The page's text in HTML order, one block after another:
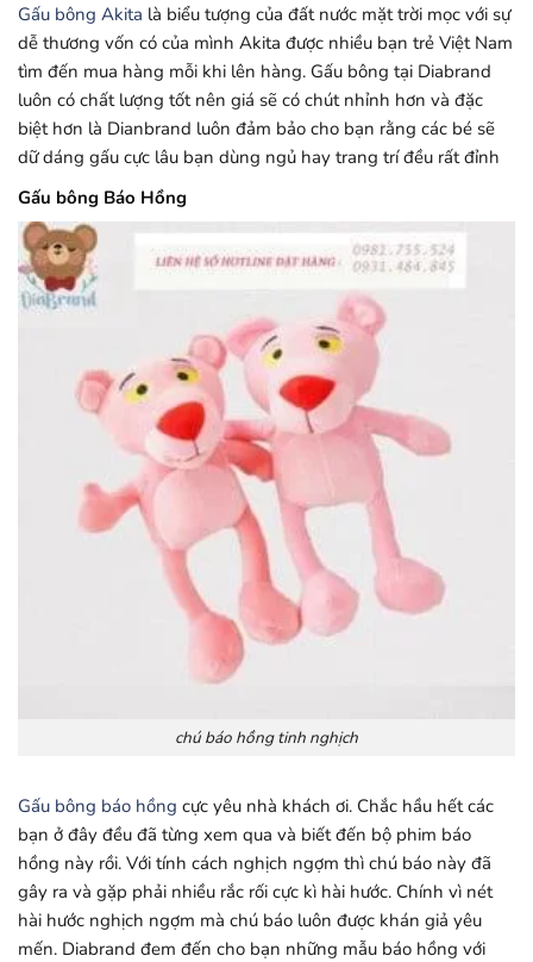
Gấu bông Akita là biểu tượng của đất nước mặt trời mọc với sự
dễ thương vốn có của mình Akita được nhiều bạn trẻ Việt Nam
tìm đến mua hàng mỗi khi lên hàng. Gấu bông tại Diabrand
luôn có chất lượng tốt nên giá sẽ có chút nhỉnh hơn và đặc
biệt hơn là Dianbrand luôn đảm bảo cho bạn rằng các bé sẽ
dữ dáng gấu cực lâu bạn dùng ngủ hay trang trí đều rất đỉnh
Gấu bông Báo Hồng
chú báo hồng tinh nghịch
Gấu bông báo hồng cực yêu nhà khách ơi. Chắc hầu hết các
bạn ở đây đều đã từng xem qua và biết đến bộ phim báo
hồng này rồi. Với tính cách nghịch ngợm thì chú báo này đã
gây ra và gặp phải nhiều rắc rối cực kì hài hước. Chính vì nét
hài hước nghịch ngợm mà chú báo luôn được khán giả yêu
mến. Diabrand đem đến cho bạn những mẫu báo hồng với